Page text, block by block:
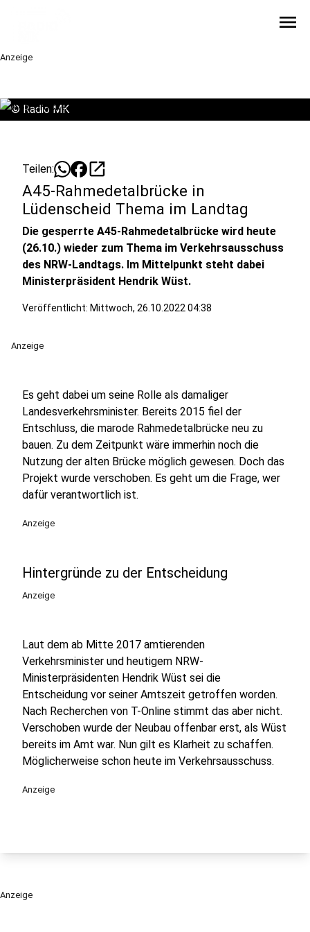
menu
Anzeige
© Radio MK
Teilen: open_in_new
A45-Rahmedetalbrücke in
Lüdenscheid Thema im Landtag
Die gesperrte A45-Rahmedetalbrücke wird heute
(26.10.) wieder zum Thema im Verkehrsausschuss
des NRW-Landtags. Im Mittelpunkt steht dabei
Ministerpräsident Hendrik Wüst.
Veröffentlicht: Mittwoch, 26.10.2022 04:38
Anzeige
Es geht dabei um seine Rolle als damaliger
Landesverkehrsminister. Bereits 2015 fiel der
Entschluss, die marode Rahmedetalbrücke neu zu
bauen. Zu dem Zeitpunkt wäre immerhin noch die
Nutzung der alten Brücke möglich gewesen. Doch das
Projekt wurde verschoben. Es geht um die Frage, wer
dafür verantwortlich ist.
Anzeige
Hintergründe zu der Entscheidung
Anzeige
Laut dem ab Mitte 2017 amtierenden
Verkehrsminister und heutigem NRW-
Ministerpräsidenten Hendrik Wüst sei die
Entscheidung vor seiner Amtszeit getroffen worden.
Nach Recherchen von T-Online stimmt das aber nicht.
Verschoben wurde der Neubau offenbar erst, als Wüst
bereits im Amt war. Nun gilt es Klarheit zu schaffen.
Möglicherweise schon heute im Verkehrsausschuss.
Anzeige
Anzeige